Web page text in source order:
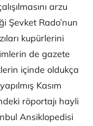
arzu
Şevket Rado’nun
kupürlerini
de gazete
içinde oldukça
Kasım
röportajı hayli
Ansiklopedisi